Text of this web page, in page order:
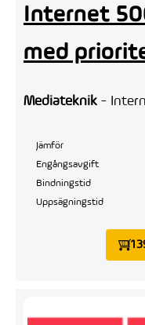
Internet
med
Mediateknik -
Jämför
Engångsavgift
Bindningstid
Uppsägningstid
1